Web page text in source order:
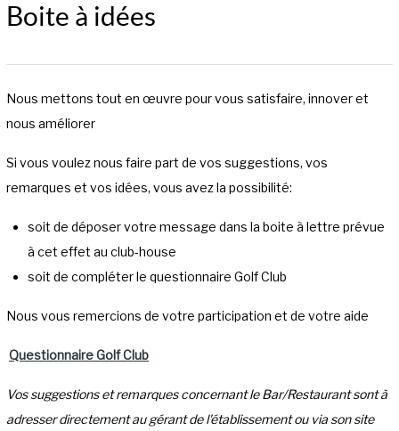
Boite à idées
Nous mettons tout en œuvre pour vous satisfaire, innover et
nous améliorer
Si vous voulez nous faire part de vos suggestions, vos
remarques et vos idées, vous avez la possibilité:
soit de déposer votre message dans la boite à lettre prévue
à cet effet au club-house
soit de compléter le questionnaire Golf Club
Nous vous remercions de votre participation et de votre aide
Questionnaire Golf Club
Vos suggestions et remarques concernant le Bar/Restaurant sont à
adresser directement au gérant de l'établissement ou via son site